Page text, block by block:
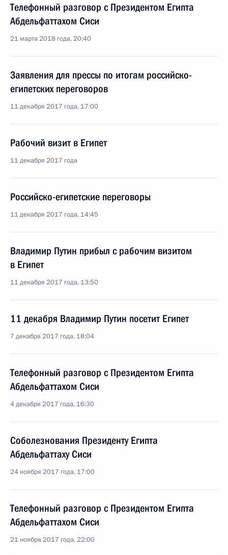
Телефонный разговор с Президентом Египта
Абдельфаттахом Сиси
21 марта 2018 года, 20:40
Заявления для прессы по итогам российско-
египетских переговоров
11 декабря 2017 года, 17:00
Рабочий визит в Египет
11 декабря 2017 года
Российско-египетские переговоры
11 декабря 2017 года, 14:45
Владимир Путин прибыл с рабочим визитом
в Египет
11 декабря 2017 года, 13:50
11 декабря Владимир Путин посетит Египет
7 декабря 2017 года, 18:04
Телефонный разговор с Президентом Египта
Абдельфаттахом Сиси
4 декабря 2017 года, 16:30
Соболезнования Президенту Египта
Абдельфаттаху Сиси
24 ноября 2017 года, 17:00
Телефонный разговор с Президентом Египта
Абдельфаттахом Сиси
21 ноября 2017 года, 22:00